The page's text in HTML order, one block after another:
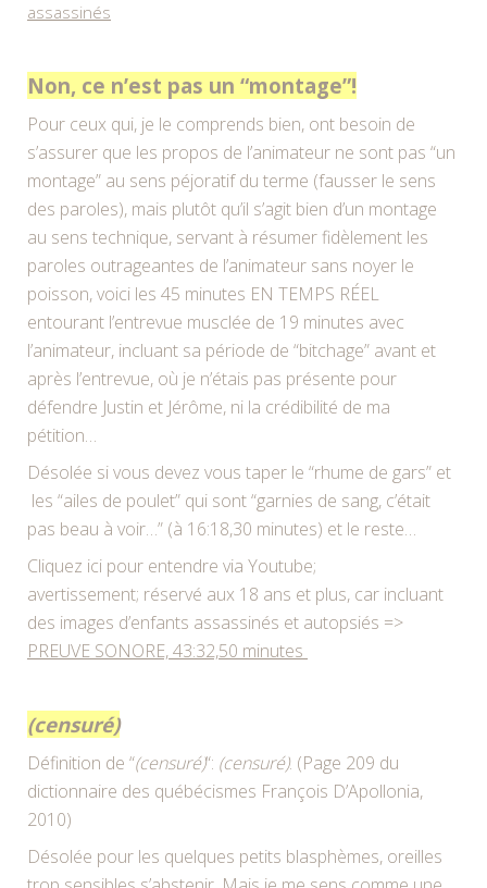
assassinés
Non, ce n’est pas un “montage”!
Pour ceux qui, je le comprends bien, ont besoin de
s’assurer que les propos de l’animateur ne sont pas “un
montage” au sens péjoratif du terme (fausser le sens
des paroles), mais plutôt qu’il s’agit bien d’un montage
au sens technique, servant à résumer fidèlement les
paroles outrageantes de l’animateur sans noyer le
poisson, voici les 45 minutes EN TEMPS RÉEL
entourant l’entrevue musclée de 19 minutes avec
l’animateur, incluant sa période de “bitchage” avant et
après l’entrevue, où je n’étais pas présente pour
défendre Justin et Jérôme, ni la crédibilité de ma
pétition…
Désolée si vous devez vous taper le “rhume de gars” et
les “ailes de poulet” qui sont “garnies de sang, c’était
pas beau à voir…” (à 16:18,30 minutes) et le reste…
Cliquez ici pour entendre via Youtube;
avertissement; réservé aux 18 ans et plus, car incluant
des images d’enfants assassinés et autopsiés =>
PREUVE SONORE, 43:32,50 minutes
(censuré)
Définition de “(censuré)“: (censuré). (Page 209 du
dictionnaire des québécismes François D’Apollonia,
2010)
Désolée pour les quelques petits blasphèmes, oreilles